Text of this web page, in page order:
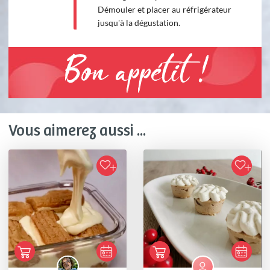
Démouler et placer au réfrigérateur
jusqu'à la dégustation.
Bon appétit !
Vous aimerez aussi ...